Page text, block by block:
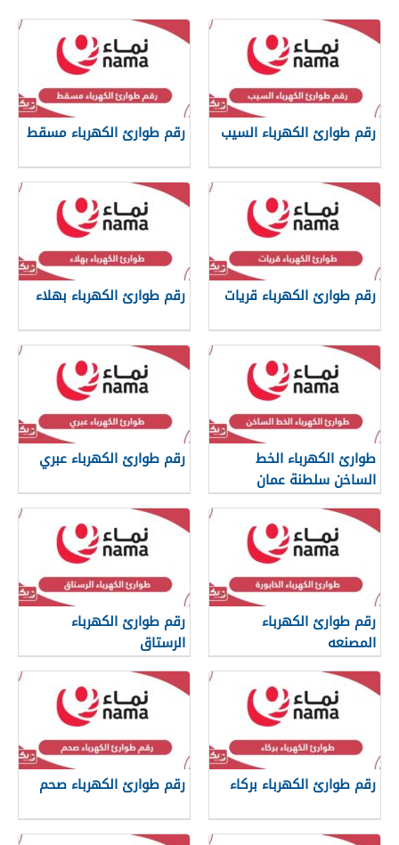
رقم طوارئ الكهرباء السيب رقم طوارئ الكهرباء مسقط
رقم طوارئ الكهرباء قريات رقم طوارئ الكهرباء بهلاء
طوارئ الكهرباء الخط
الساخن سلطنة عمان
رقم طوارئ الكهرباء عبري
رقم طوارئ الكهرباء
المصنعه
رقم طوارئ الكهرباء
الرستاق
رقم طوارئ الكهرباء بركاء رقم طوارئ الكهرباء صحم